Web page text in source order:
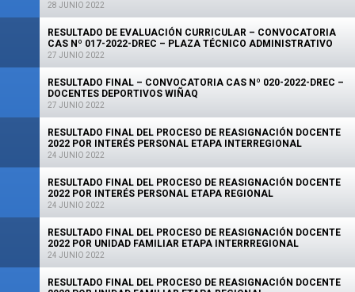
28 JUNIO 2022
RESULTADO DE EVALUACIÓN CURRICULAR – CONVOCATORIA
CAS Nº 017-2022-DREC – PLAZA TÉCNICO ADMINISTRATIVO
27 JUNIO 2022
RESULTADO FINAL – CONVOCATORIA CAS Nº 020-2022-DREC –
DOCENTES DEPORTIVOS WIÑAQ
27 JUNIO 2022
RESULTADO FINAL DEL PROCESO DE REASIGNACIÓN DOCENTE
2022 POR INTERÉS PERSONAL ETAPA INTERREGIONAL
24 JUNIO 2022
RESULTADO FINAL DEL PROCESO DE REASIGNACIÓN DOCENTE
2022 POR INTERÉS PERSONAL ETAPA REGIONAL
24 JUNIO 2022
RESULTADO FINAL DEL PROCESO DE REASIGNACIÓN DOCENTE
2022 POR UNIDAD FAMILIAR ETAPA INTERRREGIONAL
24 JUNIO 2022
RESULTADO FINAL DEL PROCESO DE REASIGNACIÓN DOCENTE